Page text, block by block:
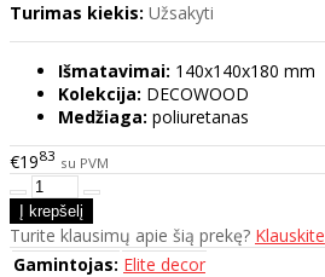
Turimas kiekis: Užsakyti
Išmatavimai: 140x140x180 mm
Kolekcija: DECOWOOD
Medžiaga: poliuretanas
€1983 su PVM
Turite klausimų apie šią prekę? Klauskite
Gamintojas: Elite decor